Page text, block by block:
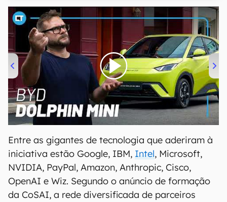
00:00/04:07
Entre as gigantes de tecnologia que aderiram à
iniciativa estão Google, IBM, Intel, Microsoft,
NVIDIA, PayPal, Amazon, Anthropic, Cisco,
OpenAI e Wiz. Segundo o anúncio de formação
da CoSAI, a rede diversificada de parceiros